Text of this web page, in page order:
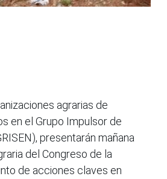
agrarias de
en el Grupo Impulsor de
presentarán mañana
del Congreso de la
de acciones claves en